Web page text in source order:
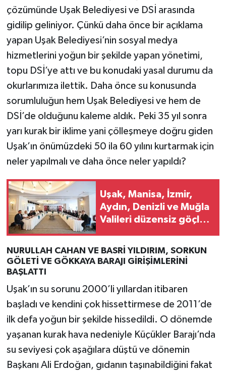
çözümünde Uşak Belediyesi ve DSİ arasında
gidilip geliniyor. Çünkü daha önce bir açıklama
yapan Uşak Belediyesi’nin sosyal medya
hizmetlerini yoğun bir şekilde yapan yönetimi,
topu DSİ’ye attı ve bu konudaki yasal durumu da
okurlarımıza ilettik. Daha önce su konusunda
sorumluluğun hem Uşak Belediyesi ve hem de
DSİ’de olduğunu kaleme aldık. Peki 35 yıl sonra
yarı kurak bir iklime yani çölleşmeye doğru giden
Uşak’ın önümüzdeki 50 ila 60 yılını kurtarmak için
neler yapılmalı ve daha önce neler yapıldı?
Uşak, Manisa, İzmir,
Aydın, Denizli ve Muğla
Valileri düzensiz göçle
katıldı
NURULLAH CAHAN VE BASRİ YILDIRIM, SORKUN
GÖLETİ VE GÖKKAYA BARAJI GİRİŞİMLERİNİ
BAŞLATTI
Uşak’ın su sorunu 2000’li yıllardan itibaren
başladı ve kendini çok hissettirmese de 2011’de
ilk defa yoğun bir şekilde hissedildi. O dönemde
yaşanan kurak hava nedeniyle Küçükler Barajı’nda
su seviyesi çok aşağılara düştü ve dönemin
Başkanı Ali Erdoğan, gıdanın taşınabildiğini fakat